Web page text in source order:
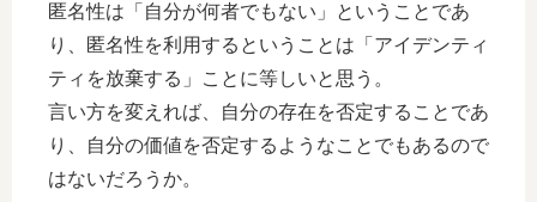
匿名性は「自分が何者でもない」ということであ
り、匿名性を利用するということは「アイデンティ
ティを放棄する」ことに等しいと思う。
言い方を変えれば、自分の存在を否定することであ
り、自分の価値を否定するようなことでもあるので
はないだろうか。